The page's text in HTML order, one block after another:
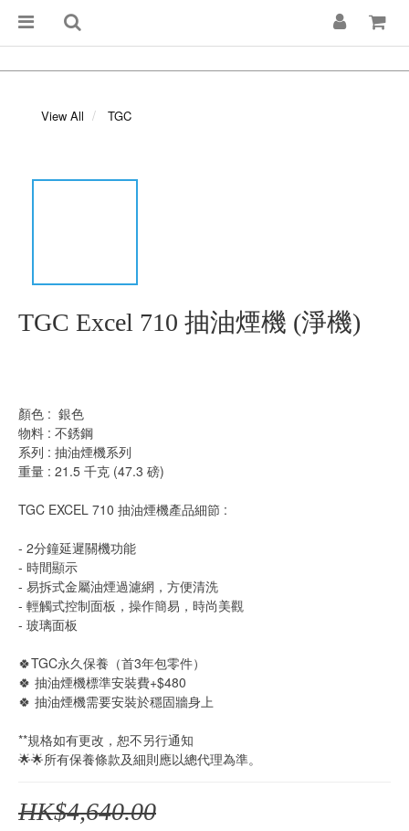
View All TGC
TGC Excel 710 抽油煙機 (淨機)
顏色 :  銀色
物料 : 不銹鋼
系列 : 抽油煙機系列
重量 : 21.5 千克 (47.3 磅)
TGC EXCEL 710 抽油煙機產品細節 :
- 2分鐘延遲關機功能
- 時間顯示
- 易拆式金屬油煙過濾網，方便清洗
- 輕觸式控制面板，操作簡易，時尚美觀
- 玻璃面板
🍀TGC永久保養（首3年包零件）
🍀 抽油煙機標準安裝費+$480
🍀 抽油煙機需要安裝於穩固牆身上
**規格如有更改，恕不另行通知
🌟🌟所有保養條款及細則應以總代理為準。
HK$4,640.00